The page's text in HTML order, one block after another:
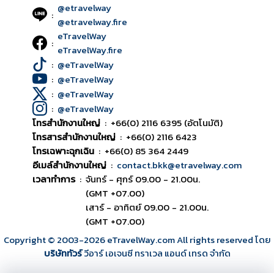
: @etravelway
@etravelway.fire
: eTravelWay
eTravelWay.fire
: @eTravelWay
: @eTravelWay
: @eTravelWay
: @eTravelWay
โทรสำนักงานใหญ่ : +66(0) 2116 6395 (อัตโนมัติ)
โทรสารสำนักงานใหญ่ : +66(0) 2116 6423
โทรเฉพาะฉุกเฉิน : +66(0) 85 364 2449
อีเมล์สำนักงานใหญ่ : contact.bkk@etravelway.com
เวลาทำการ : จันทร์ - ศุกร์ 09.00 - 21.00น.
(GMT +07.00)
เสาร์ - อาทิตย์ 09.00 - 21.00น.
(GMT +07.00)
Copyright © 2003-2026eTravelWay.com All rights reserved โดย
บริษัททัวร์วีอาร์ เอเจนซี ทราเวล แอนด์ เทรด จำกัด